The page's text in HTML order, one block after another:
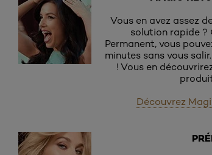
Vous en avez assez
solution rapide ?
Permanent, vous
minutes sans vous
! Vous en
Découvrez